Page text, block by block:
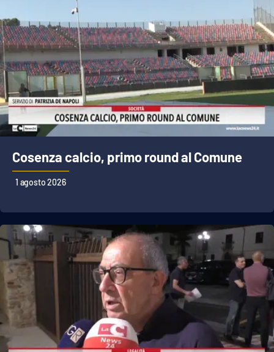
Cosenza calcio, primo round al Comune
1 agosto 2026